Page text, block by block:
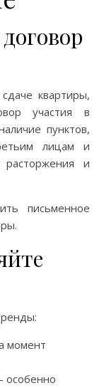
квартиры,
участия в
пунктов,
лицам и
и
письменное
момент
особенно